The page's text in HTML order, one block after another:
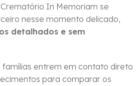
In Memoriam se
nesse momento delicado,
detalhados e sem
famílias entrem em contato direto
para comparar os